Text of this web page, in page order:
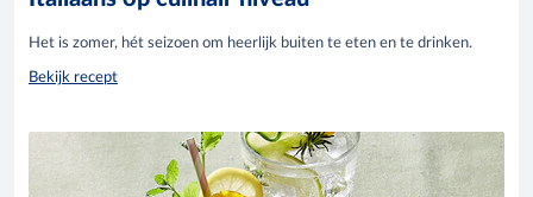
Het is zomer, hét seizoen om heerlijk buiten te eten en te drinken.
Bekijk recept